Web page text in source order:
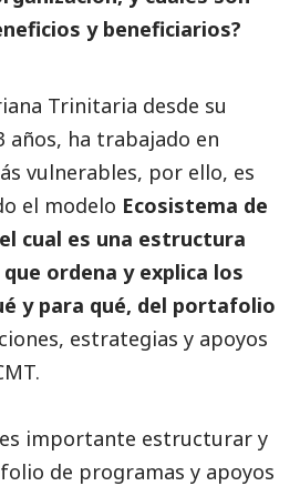
y beneficiarios?
Trinitaria desde su
años, ha trabajado en
vulnerables, por ello, es
el modelo Ecosistema de
cual es una estructura
ordena y explica los
y para qué, del portafolio
estrategias y apoyos
importante estructurar y
de programas y apoyos